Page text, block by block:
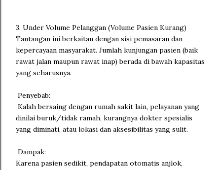
3. Under Volume Pelanggan (Volume Pasien Kurang)
Tantangan ini berkaitan dengan sisi pemasaran dan
kepercayaan masyarakat. Jumlah kunjungan pasien (baik
rawat jalan maupun rawat inap) berada di bawah kapasitas
yang seharusnya.
Penyebab:
Kalah bersaing dengan rumah sakit lain, pelayanan yang
dinilai buruk/tidak ramah, kurangnya dokter spesialis
yang diminati, atau lokasi dan aksesibilitas yang sulit.
Dampak:
Karena pasien sedikit, pendapatan otomatis anjlok,